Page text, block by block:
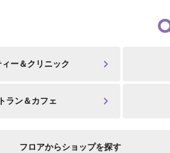
ー＆クリニック
ラン＆カフェ
フロアからショップを探す